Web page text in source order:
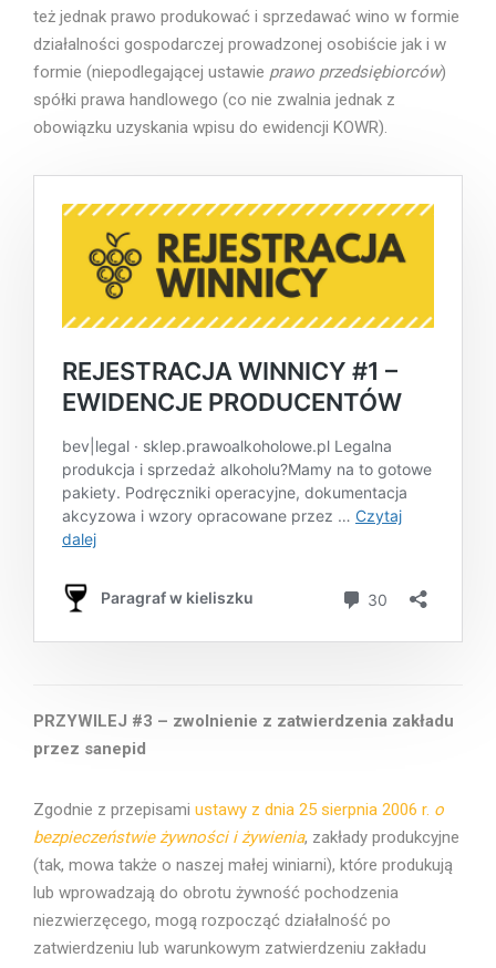
też jednak prawo produkować i sprzedawać wino w formie
działalności gospodarczej prowadzonej osobiście jak i w
formie (niepodlegającej ustawie prawo przedsiębiorców)
spółki prawa handlowego (co nie zwalnia jednak z
obowiązku uzyskania wpisu do ewidencji KOWR).
PRZYWILEJ #3 – zwolnienie z zatwierdzenia zakładu
przez sanepid
Zgodnie z przepisami ustawy z dnia 25 sierpnia 2006 r. o
bezpieczeństwie żywności i żywienia, zakłady produkcyjne
(tak, mowa także o naszej małej winiarni), które produkują
lub wprowadzają do obrotu żywność pochodzenia
niezwierzęcego, mogą rozpocząć działalność po
zatwierdzeniu lub warunkowym zatwierdzeniu zakładu